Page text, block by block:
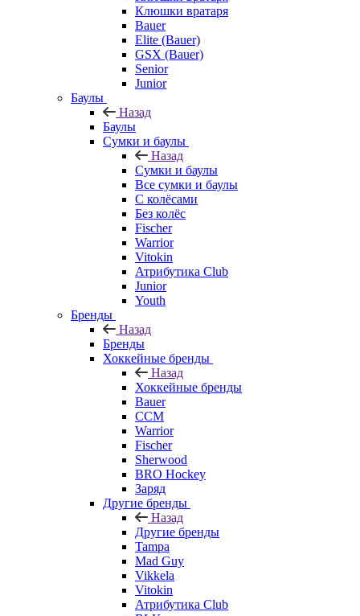
Клюшки вратаря
Bauer
Elite (Bauer)
GSX (Bauer)
Senior
Junior
Баулы
Назад
Баулы
Сумки и баулы
Назад
Сумки и баулы
Все сумки и баулы
С колёсами
Без колёс
Fischer
Warrior
Vitokin
Атрибутика Club
Junior
Youth
Бренды
Назад
Бренды
Хоккейные бренды
Назад
Хоккейные бренды
Bauer
CCM
Warrior
Fischer
Sherwood
BRO Hockey
Заряд
Другие бренды
Назад
Другие бренды
Tampa
Mad Guy
Vikkela
Vitokin
Атрибутика Club